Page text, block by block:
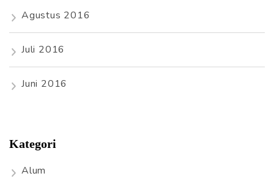
Agustus 2016
Juli 2016
Juni 2016
Kategori
Alum